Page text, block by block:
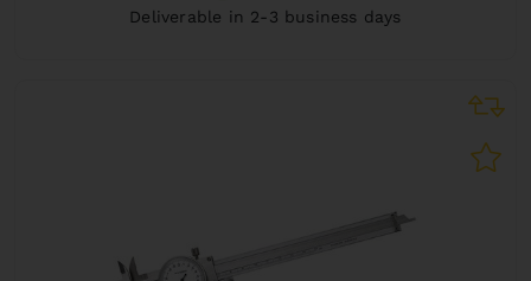
Deliverable in 2-3 business days